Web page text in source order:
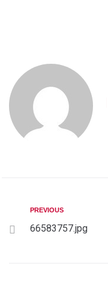
PREVIOUS
66583757.jpg